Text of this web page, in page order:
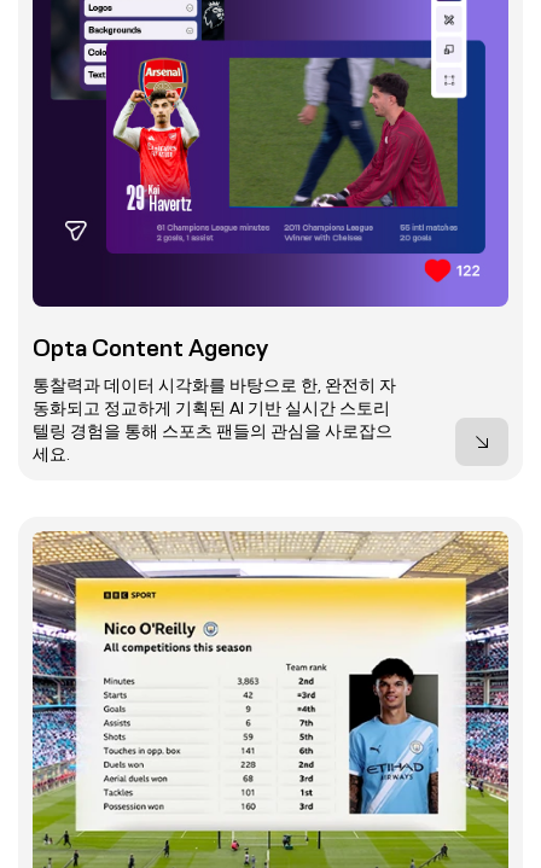
Opta Content Agency
통찰력과 데이터 시각화를 바탕으로 한, 완전히 자
동화되고 정교하게 기획된 AI 기반 실시간 스토리
텔링 경험을 통해 스포츠 팬들의 관심을 사로잡으
세요.